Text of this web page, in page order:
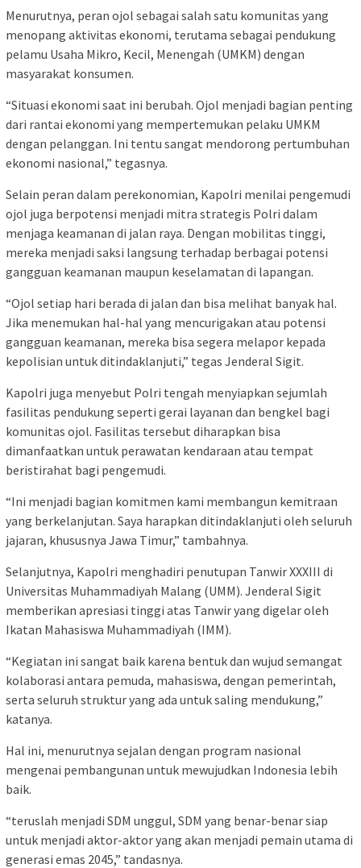
Menurutnya, peran ojol sebagai salah satu komunitas yang
menopang aktivitas ekonomi, terutama sebagai pendukung
pelamu Usaha Mikro, Kecil, Menengah (UMKM) dengan
masyarakat konsumen.
“Situasi ekonomi saat ini berubah. Ojol menjadi bagian penting
dari rantai ekonomi yang mempertemukan pelaku UMKM
dengan pelanggan. Ini tentu sangat mendorong pertumbuhan
ekonomi nasional,” tegasnya.
Selain peran dalam perekonomian, Kapolri menilai pengemudi
ojol juga berpotensi menjadi mitra strategis Polri dalam
menjaga keamanan di jalan raya. Dengan mobilitas tinggi,
mereka menjadi saksi langsung terhadap berbagai potensi
gangguan keamanan maupun keselamatan di lapangan.
“Ojol setiap hari berada di jalan dan bisa melihat banyak hal.
Jika menemukan hal-hal yang mencurigakan atau potensi
gangguan keamanan, mereka bisa segera melapor kepada
kepolisian untuk ditindaklanjuti,” tegas Jenderal Sigit.
Kapolri juga menyebut Polri tengah menyiapkan sejumlah
fasilitas pendukung seperti gerai layanan dan bengkel bagi
komunitas ojol. Fasilitas tersebut diharapkan bisa
dimanfaatkan untuk perawatan kendaraan atau tempat
beristirahat bagi pengemudi.
“Ini menjadi bagian komitmen kami membangun kemitraan
yang berkelanjutan. Saya harapkan ditindaklanjuti oleh seluruh
jajaran, khususnya Jawa Timur,” tambahnya.
Selanjutnya, Kapolri menghadiri penutupan Tanwir XXXIII di
Universitas Muhammadiyah Malang (UMM). Jenderal Sigit
memberikan apresiasi tinggi atas Tanwir yang digelar oleh
Ikatan Mahasiswa Muhammadiyah (IMM).
“Kegiatan ini sangat baik karena bentuk dan wujud semangat
kolaborasi antara pemuda, mahasiswa, dengan pemerintah,
serta seluruh struktur yang ada untuk saling mendukung,”
katanya.
Hal ini, menurutnya sejalan dengan program nasional
mengenai pembangunan untuk mewujudkan Indonesia lebih
baik.
“teruslah menjadi SDM unggul, SDM yang benar-benar siap
untuk menjadi aktor-aktor yang akan menjadi pemain utama di
generasi emas 2045,” tandasnya.